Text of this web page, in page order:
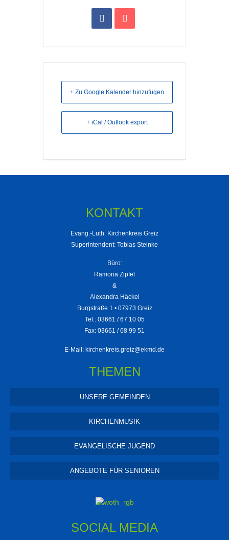
+ Zu Google Kalender hinzufügen
+ iCal / Outlook export
KONTAKT
Evang.-Luth. Kirchenkreis Greiz
Superintendent: Tobias Steinke
Büro:
Ramona Zipfel
&
Alexandra Häckel
Burgstraße 1 • 07973 Greiz
Tel.: 03661 / 67 10 05
Fax: 03661 / 68 99 51
E-Mail: kirchenkreis.greiz@ekmd.de
THEMEN
UNSERE GEMEINDEN
KIRCHENMUSIK
EVANGELISCHE JUGEND
ANGEBOTE FÜR SENIOREN
SOCIAL MEDIA